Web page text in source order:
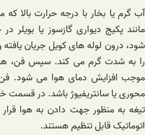
آب گرم یا بخار با درجه حرارت بالا
مانند پکیج دیواری گازسوز یا
شود، درون لوله های کویل جریان
را به شدت گرم می کند. سپس فن، هوا
موجب افزایش دمای هوا می شود. فن
محوری یا سانتریفیوژ باشد. در قسمت
تیغه به منظور جهت دادن به هوا
اتوماتیک قابل تنظیم هستند.